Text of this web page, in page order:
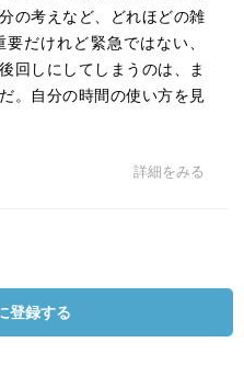
の考えなど、どれほどの雑
だけれど緊急ではない、
回しにしてしまうのは、ま
。自分の時間の使い方を見
詳細をみる
登録する